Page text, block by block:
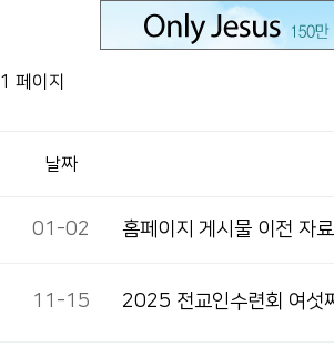
1 페이지
날짜
01-02 홈페이지 게시물 이전 자
11-15 2025 전교인수련회 여섯